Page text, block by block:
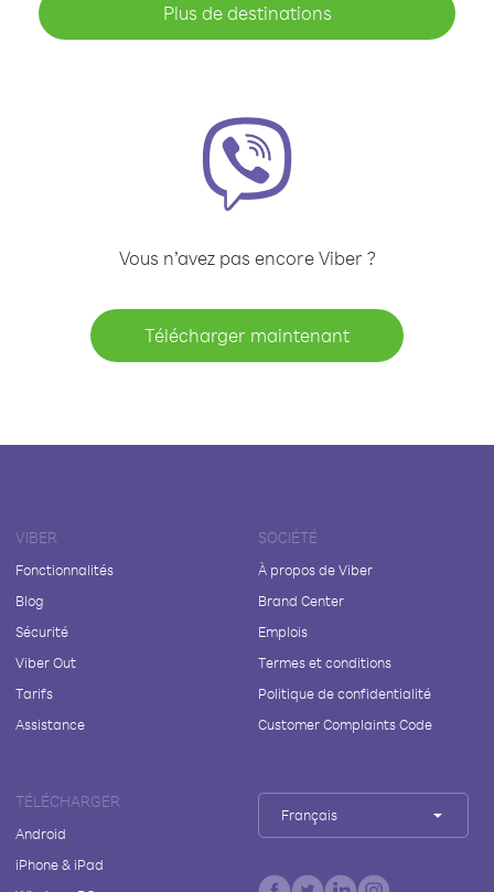
Plus de destinations
Vous n’avez pas encore Viber ?
Télécharger maintenant
VIBER
Fonctionnalités
Blog
Sécurité
Viber Out
Tarifs
Assistance
SOCIÉTÉ
À propos de Viber
Brand Center
Emplois
Termes et conditions
Politique de confidentialité
Customer Complaints Code
TÉLÉCHARGER
Android
iPhone & iPad
Français